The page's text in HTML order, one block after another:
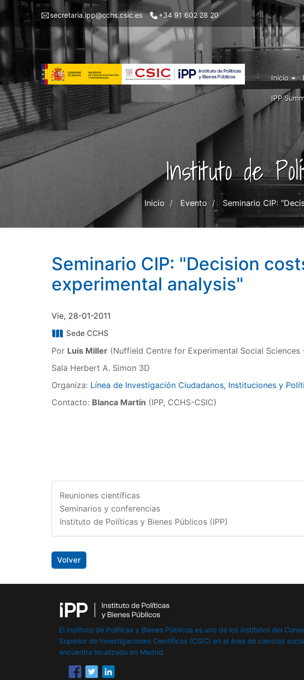
Pasar
contenido
principal
Menu
IPP
secretaria.ipp@cchs.csic.es +34 91 602 28 20
Menu
Inicio
IPP
Instituto de
Inicio Evento Seminario CIP:
Seminario CIP: "Decision
experimental analysis"
Vie, 28-01-2011
Sede CCHS
Por Luis Miller (Nuffield Centre for Experimental Social Sciences
Sala Herbert A. Simon 3D
Organiza: Línea de Investigación Ciudadanos, Instituciones y
Contacto: Blanca Martín (IPP, CCHS-CSIC)
Reuniones científicas
Seminarios y conferencias
Instituto de Políticas y Bienes Públicos (IPP)
Volver
El Instituto de Políticas y Bienes Públicos es uno de los institutos del
Superior de Investigaciones Científicas (CSIC) en el área de ciencias
encuentra localizado en Madrid.